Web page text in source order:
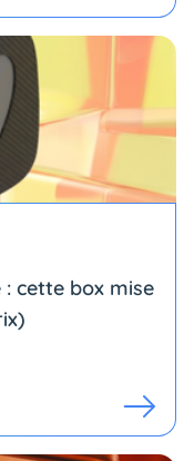
: cette box mise